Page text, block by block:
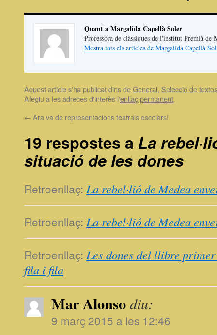
Quant a Margalida Capellà Soler
Professora de clàssiques de l'institut Premià de
Mostra tots els articles de Margalida Capellà
Aquest article s'ha publicat dins deGeneral, Selecció de textos
Afegiu a les adreces d'interès l'enllaç permanent.
← Ara va de representacions teatrals escolars!
19 respostes a La
situació de les dones
Retroenllaç: La rebel·lió de Medea
Retroenllaç: La rebel·lió de Medea
Retroenllaç: Les dones del llibre
fila i fila
Mar Alonso diu:
9 març 2015 a les 12:46